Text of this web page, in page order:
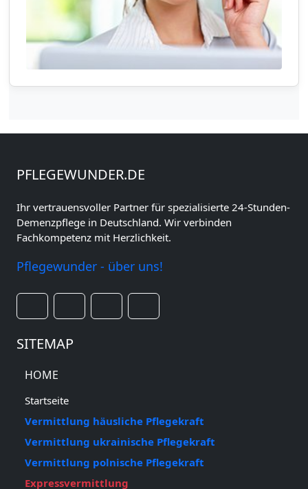
PFLEGEWUNDER.DE
Ihr vertrauensvoller Partner für spezialisierte 24-Stunden-
Demenzpflege in Deutschland. Wir verbinden
Fachkompetenz mit Herzlichkeit.
Pflegewunder - über uns!
SITEMAP
HOME
Startseite
Vermittlung häusliche Pflegekraft
Vermittlung ukrainische Pflegekraft
Vermittlung polnische Pflegekraft
Expressvermittlung